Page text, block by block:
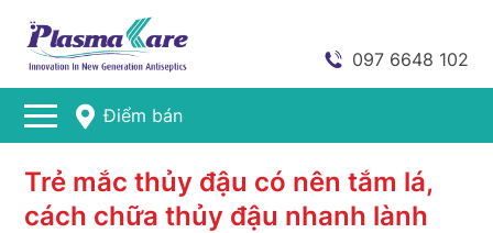
097 6648 102
Điểm bán
Trẻ mắc thủy đậu có nên tắm lá,
cách chữa thủy đậu nhanh lành